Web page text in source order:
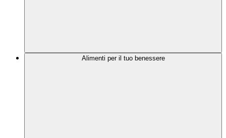
Alimenti per il tuo benessere